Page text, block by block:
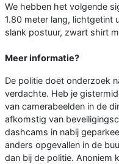
We hebben het volgende
1.80 meter lang, lichtgetint
slank postuur, zwart shirt
Meer informatie?
De politie doet onderzoek
verdachte. Heb je
van camerabeelden in de
afkomstig van
dashcams in nabij
anders opgevallen in de
dan bij de politie. Anoniem